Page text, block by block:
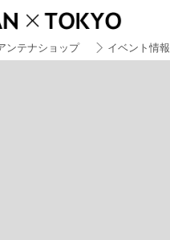
ンテナショップ イベント情報